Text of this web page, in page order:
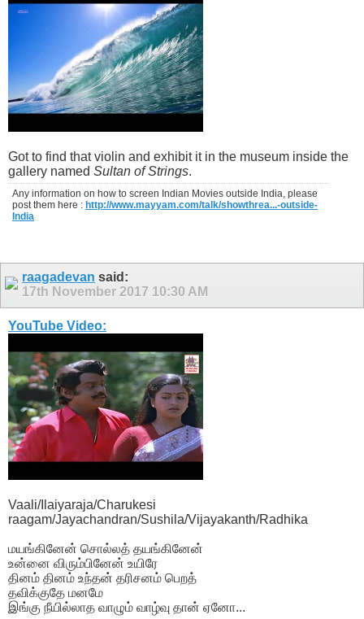
Got to find that violin and exhibit it in the museum inside the
gallery named Sultan of Strings.
Any information on how to screen Indian Movies outside India, please
post them here : http://www.mayyam.com/talk/showthrea...-outside-
India
raagadevan said:
17th November 2017 10:30 AM
YouTube Video:
Vaali/Ilaiyaraja/Charukesi
raagam/Jayachandran/Sushila/Vijayakanth/Radhika
மயங்கினேன் சொல்லத் தயங்கினேன்
உன்னை விரும்பினேன் உயிரே
தினம் தினம் உந்தன் தரிசனம் பெறத்
தவிக்குதே மனமே
இங்கு நீயில்லாத வாழும் வாழ்வு தான் ஏனோ...